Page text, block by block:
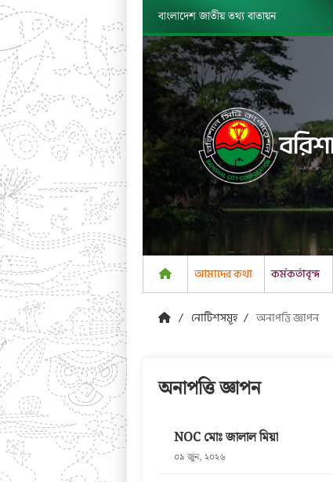
বাংলাদেশ জাতীয় তথ্য বাতায়ন
আমাদের কথা কর্মকর্তাবৃন্দ
নোটিশসমূহ অনাপত্তি জ্ঞাপন
অনাপত্তি জ্ঞাপন
NOC মোঃ জালাল মিয়া
০৯ জুন, ২০২৬